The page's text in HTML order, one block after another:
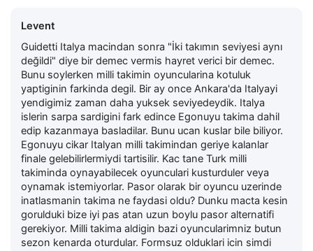
Levent
Guidetti Italya macindan sonra "İki takımın seviyesi aynı
değildi" diye bir demec vermis hayret verici bir demec.
Bunu soylerken milli takimin oyuncularina kotuluk
yaptiginin farkinda degil. Bir ay once Ankara'da Italyayi
yendigimiz zaman daha yuksek seviyedeydik. Italya
islerin sarpa sardigini fark edince Egonuyu takima dahil
edip kazanmaya basladilar. Bunu ucan kuslar bile biliyor.
Egonuyu cikar Italyan milli takimindan geriye kalanlar
finale gelebilirlermiydi tartisilir. Kac tane Turk milli
takiminda oynayabilecek oyunculari kusturduler veya
oynamak istemiyorlar. Pasor olarak bir oyuncu uzerinde
inatlasmanin takima ne faydasi oldu? Dunku macta kesin
gorulduki bize iyi pas atan uzun boylu pasor alternatifi
gerekiyor. Milli takima aldigin bazi oyuncularimniz butun
sezon kenarda oturdular. Formsuz olduklari icin simdi